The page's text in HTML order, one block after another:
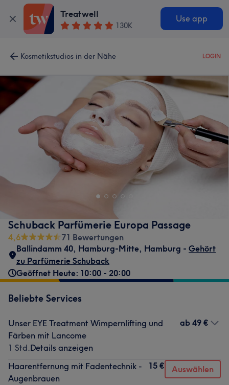
Treatwell
130K
Use app
Kosmetikstudios in der Nähe LOGIN
Schuback Parfümerie Europa Passage
4,6
71 Bewertungen
Ballindamm 40, Hamburg-Mitte, Hamburg - Gehört
zu Parfümerie Schuback
Geöffnet Heute: 10:00 - 20:00
Beliebte Services
Unser EYE Treatment Wimpernlifting und
Färben mit Lancome
1 Std.Details anzeigen
ab 49 €
Haarentfernung mit Fadentechnik -
Augenbrauen
15 € Auswählen